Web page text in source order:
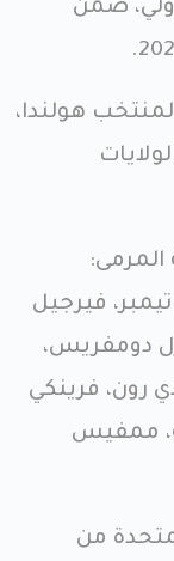
ضمن
هولندا،
فيرجيل
دومفريس،
رون، فرينكي
ممفيس
من